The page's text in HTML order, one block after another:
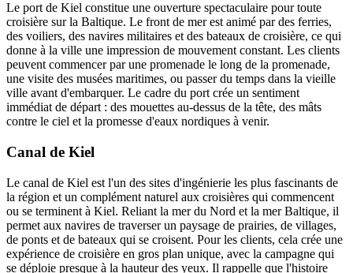
Le port de Kiel constitue une ouverture spectaculaire pour toute
croisière sur la Baltique. Le front de mer est animé par des ferries,
des voiliers, des navires militaires et des bateaux de croisière, ce qui
donne à la ville une impression de mouvement constant. Les clients
peuvent commencer par une promenade le long de la promenade,
une visite des musées maritimes, ou passer du temps dans la vieille
ville avant d'embarquer. Le cadre du port crée un sentiment
immédiat de départ : des mouettes au-dessus de la tête, des mâts
contre le ciel et la promesse d'eaux nordiques à venir.
Canal de Kiel
Le canal de Kiel est l'un des sites d'ingénierie les plus fascinants de
la région et un complément naturel aux croisières qui commencent
ou se terminent à Kiel. Reliant la mer du Nord et la mer Baltique, il
permet aux navires de traverser un paysage de prairies, de villages,
de ponts et de bateaux qui se croisent. Pour les clients, cela crée une
expérience de croisière en gros plan unique, avec la campagne qui
se déploie presque à la hauteur des yeux. Il rappelle que l'histoire